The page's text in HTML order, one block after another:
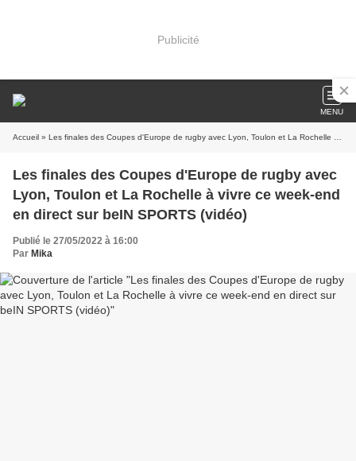
Publicité
MENU
Accueil » Les finales des Coupes d'Europe de rugby avec Lyon, Toulon et La Rochelle à vivre ce week-end en direct sur beIN SPORTS (vidéo)
Les finales des Coupes d'Europe de rugby avec
Lyon, Toulon et La Rochelle à vivre ce week-end
en direct sur beIN SPORTS (vidéo)
Publié le 27/05/2022 à 16:00
Par Mika